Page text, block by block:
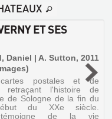
ET SES
Daniel | A. Sutton, 2011
postales et de
retraçant l'histoire de
de Sologne de la fin du
du XXe siècle.
témoigne de la vie